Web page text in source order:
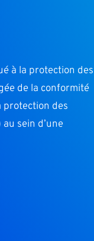
à la protection des
de la conformité
protection des
sein d’une